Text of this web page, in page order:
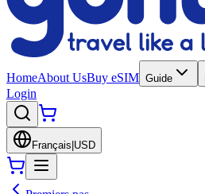
HomeAbout UsBuy eSIM Guide
Login
Français USD